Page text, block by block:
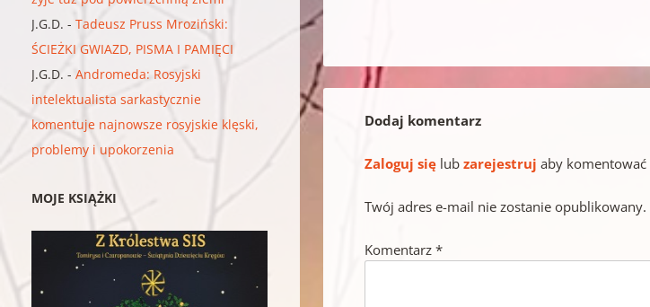
Dodaj komentarz
Zaloguj się lubzarejestruj aby komentować
Twój adres e-mail nie zostanie opublikowany.
Komentarz*
J.G.D. -Tadeusz Pruss Mroziński:
ŚCIEŻKI GWIAZD, PISMA I PAMIĘCI
J.G.D. -Andromeda: Rosyjski
intelektualista sarkastycznie
komentuje najnowsze rosyjskie klęski,
problemy i upokorzenia
MOJE KSIĄŻKI